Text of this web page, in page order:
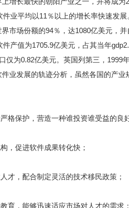
业平均以11％以上的增长率快速发
市场份额的94％，达1080亿美元，
件产值为1705.9亿美元，占其当年
仅为0.82亿美元。英国列第三，1999
业发展的轨迹分析，虽然各国的产
格保护，营造一种谁投资谁受益的良
，促进软件成果转化快；
才，配合制定灵活的技术移民政策；
育，能够迅速适应市场对人才的需求